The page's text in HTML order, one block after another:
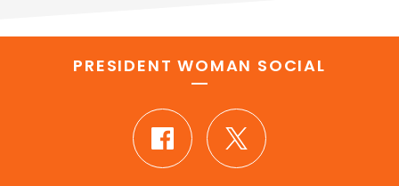
PRESIDENT WOMAN SOCIAL